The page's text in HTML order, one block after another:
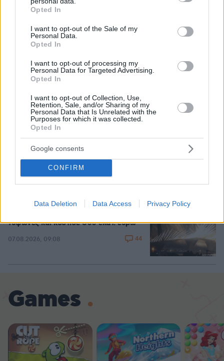
grant or deny consent to Google and its third-party tags to
use your data for below specified purposes in below Google
consent section.
Opted In
I want to opt-out of the Sale of my
Personal Data.
Opted In
I want to opt-out of processing my
Personal Data for Targeted Advertising.
Opted In
I want to opt-out of Collection, Use,
Retention, Sale, and/or Sharing of my
Personal Data that Is Unrelated with the
Purposes for which it was collected.
Opted In
Google consents
CONFIRM
Data Deletion Data Access Privacy Policy
για τον έναν χρόνο από τον θάνατο
της Λένας Σαμαρά
Ο Γιάννης Στάνκογλου δημοσίευσε
φωτογραφία του από το παρελθόν με
μακριά μαλλιά: Αναμνήσεις, έγραψε
γέφυρας Ρίου-Αντιρρίου: Αντέχει
τυφώνες και κόστισε 800 εκατ. ευρώ
07.08.2026, 09:08 44
Games